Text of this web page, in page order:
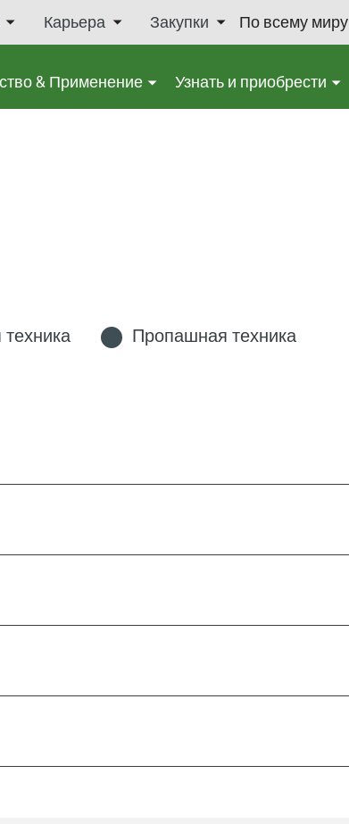
Карьера Закупки По всему миру
& Применение Узнать и приобрести
Пропашная техника